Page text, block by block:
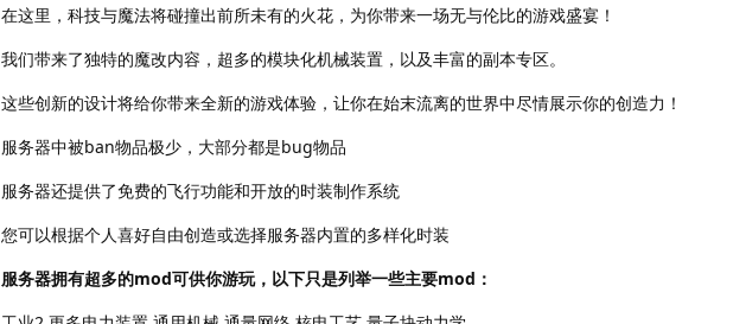
在这里，科技与魔法将碰撞出前所未有的火花，为你带来一场无与伦比的游戏盛宴！
我们带来了独特的魔改内容，超多的模块化机械装置，以及丰富的副本专区。
这些创新的设计将给你带来全新的游戏体验，让你在始末流离的世界中尽情展示你的创造力！
服务器中被ban物品极少，大部分都是bug物品
服务器还提供了免费的飞行功能和开放的时装制作系统
您可以根据个人喜好自由创造或选择服务器内置的多样化时装
服务器拥有超多的mod可供你游玩，以下只是列举一些主要mod：